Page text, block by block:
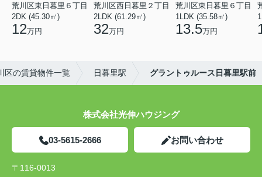
荒川区東日暮里６丁目
2DK (45.30㎡)
12万円
荒川区西日暮里２丁目
2LDK (61.29㎡)
32万円
荒川区東日暮里６丁目
1LDK (35.58㎡)
13.5万円
区の賃貸物件一覧 日暮里駅 グラントゥルース日暮里駅前
株式会社光伸ハウジング
03-5615-2666 お問い合わせ
〒116-0013